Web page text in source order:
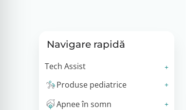
Navigare rapidă
Tech Assist
Produse pediatrice
Apnee în somn